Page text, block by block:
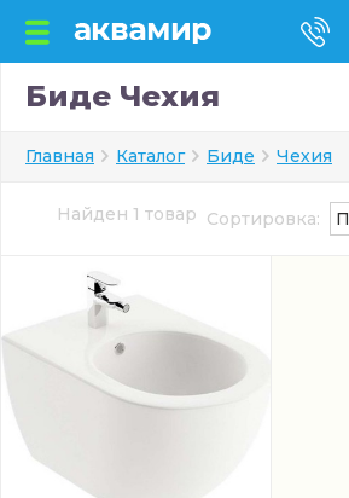
Биде Чехия
Главная Каталог Биде Чехия
Найден 1 товар Сортировка: